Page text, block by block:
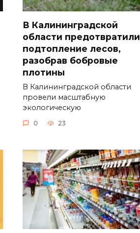
В Калининградской
области предотвратили
подтопление лесов,
разобрав бобровые
плотины
В Калининградской области
провели масштабную
экологическую
0 23